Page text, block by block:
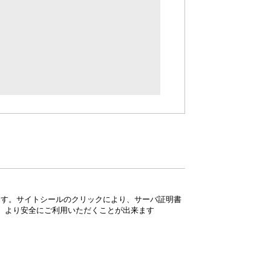
。サイトシールのクリックにより、サーバ証明書
り安全にご利用いただくことが出来ます